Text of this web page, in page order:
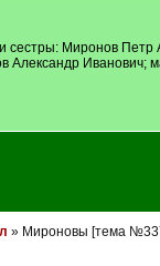
сестры: Миронов
Иванович;
» Мироновы [тема